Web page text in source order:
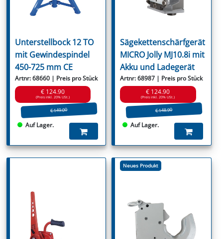
Unterstellbock 12 TO
mit Gewindespindel
450-725 mm CE
Artnr: 68660 | Preis pro Stück
€ 124.90
(Preis inkl. 20% USt.)
€ 149.00
Auf Lager.
Sägekettenschärfgerät
MICRO Jolly MJ10.8i mit
Akku und Ladegerät
Artnr: 68987 | Preis pro Stück
€ 124.90
(Preis inkl. 20% USt.)
€ 148.90
Auf Lager.
Neues Produkt